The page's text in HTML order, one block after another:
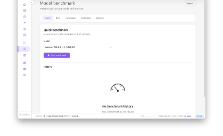
통계 대시보드
데모 모드
설정